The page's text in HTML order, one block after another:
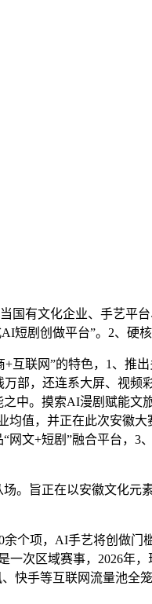
有文化企业、手艺平
剧创做平台”。2、硬
联网”的特色，1、推
部，还连系大屏、视
中。摸索AI漫剧赋能
值，并正在此次安徽
文+短剧”融合平台，
旨正在以安徽文化元
项，AI手艺将创做门
次区域赛事，2026年
快手等互联网流量池